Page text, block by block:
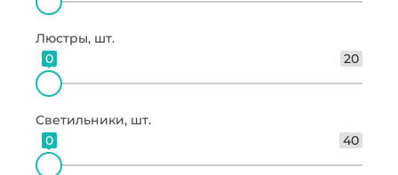
Люстры, шт.
20
0
Светильники, шт.
40
0